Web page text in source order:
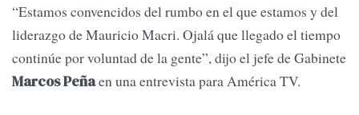
“Estamos convencidos del rumbo en el que estamos y del
liderazgo de Mauricio Macri. Ojalá que llegado el tiempo
continúe por voluntad de la gente”, dijo el jefe de Gabinete
Marcos Peñaen una entrevista para América TV.